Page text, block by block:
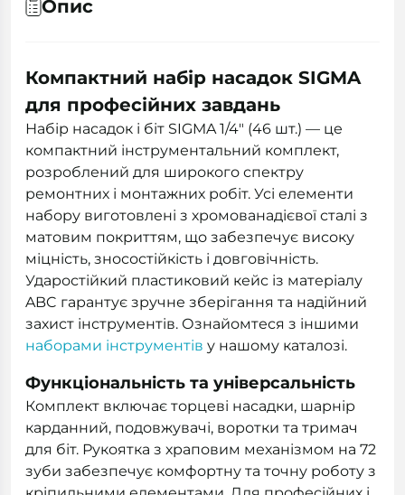
Опис
Компактний набір насадок SIGMA
для професійних завдань
Набір насадок і біт SIGMA 1/4" (46 шт.) — це
компактний інструментальний комплект,
розроблений для широкого спектру
ремонтних і монтажних робіт. Усі елементи
набору виготовлені з хромованадієвої сталі з
матовим покриттям, що забезпечує високу
міцність, зносостійкість і довговічність.
Ударостійкий пластиковий кейс із матеріалу
ABC гарантує зручне зберігання та надійний
захист інструментів. Ознайомтеся з іншими
наборами інструментів у нашому каталозі.
Функціональність та універсальність
Комплект включає торцеві насадки, шарнір
карданний, подовжувачі, воротки та тримач
для біт. Рукоятка з храповим механізмом на 72
зуби забезпечує комфортну та точну роботу з